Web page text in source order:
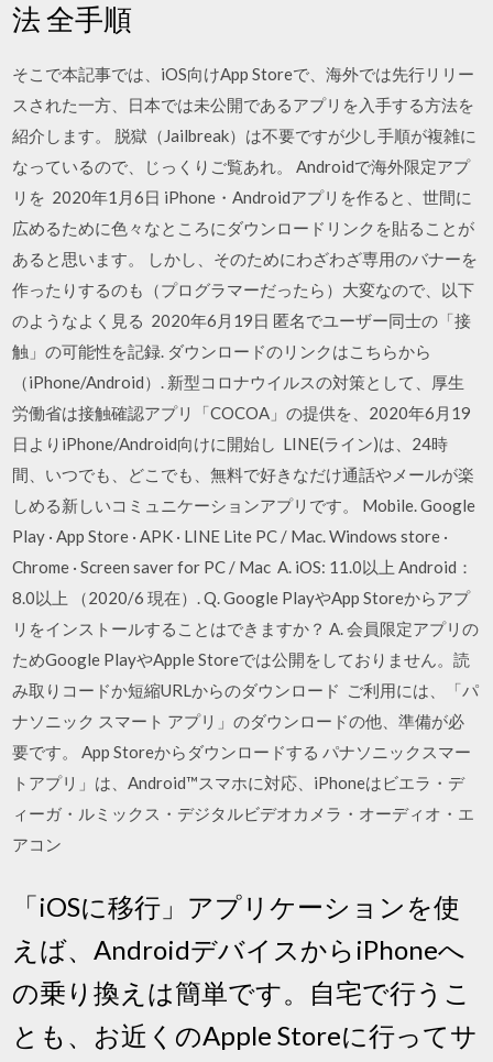
法 全手順
そこで本記事では、iOS向けApp Storeで、海外では先行リリー
スされた一方、日本では未公開であるアプリを入手する方法を
紹介します。 脱獄（Jailbreak）は不要ですが少し手順が複雑に
なっているので、じっくりご覧あれ。 Androidで海外限定アプ
リを 2020年1月6日 iPhone・Androidアプリを作ると、世間に
広めるために色々なところにダウンロードリンクを貼ることが
あると思います。 しかし、そのためにわざわざ専用のバナーを
作ったりするのも（プログラマーだったら）大変なので、以下
のようなよく見る 2020年6月19日 匿名でユーザー同士の「接
触」の可能性を記録. ダウンロードのリンクはこちらから
（iPhone/Android）. 新型コロナウイルスの対策として、厚生
労働省は接触確認アプリ「COCOA」の提供を、2020年6月19
日よりiPhone/Android向けに開始し LINE(ライン)は、24時
間、いつでも、どこでも、無料で好きなだけ通話やメールが楽
しめる新しいコミュニケーションアプリです。 Mobile. Google
Play · App Store · APK · LINE Lite PC / Mac. Windows store ·
Chrome · Screen saver for PC / Mac A. iOS: 11.0以上 Android：
8.0以上 （2020/6 現在）. Q. Google PlayやApp Storeからアプ
リをインストールすることはできますか？ A. 会員限定アプリの
ためGoogle PlayやApple Storeでは公開をしておりません。読
み取りコードか短縮URLからのダウンロード ご利用には、「パ
ナソニック スマート アプリ」のダウンロードの他、準備が必
要です。 App Storeからダウンロードする パナソニックスマー
トアプリ」は、Android™スマホに対応、iPhoneはビエラ・デ
ィーガ・ルミックス・デジタルビデオカメラ・オーディオ・エ
アコン
「iOSに移行」アプリケーションを使
えば、AndroidデバイスからiPhoneへ
の乗り換えは簡単です。自宅で行うこ
とも、お近くのApple Storeに行ってサ